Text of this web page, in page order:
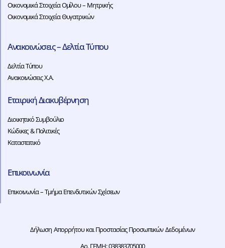
Οικονομικά Στοιχεία Ομίλου – Μητρικής
Οικονομικά Στοιχεία Θυγατρικών
Ανακοινώσεις – Δελτία Τύπου
Δελτία Τύπου
Ανακοινώσεις Χ.Α.
Εταιρική Διακυβέρνηση
Διοικητικό Συμβούλιο
Κώδικες & Πολιτικές
Καταστατικό
Επικοινωνία
Επικοινωνία – Τμήμα Επενδυτικών Σχέσεων
Δήλωση Απορρήτου και Προστασίας Προσωπικών Δεδομένων
Αρ. ΓΕΜΗ: 038383705000